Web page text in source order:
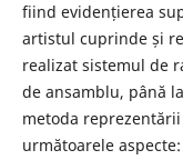
fiind evidențierea
artistul cuprinde și
realizat sistemul de
de ansamblu, până
metoda
următoarele